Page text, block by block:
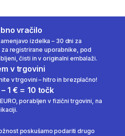
vračilo
izdelka – 30 dni za
registrirane uporabnike, pod
čisti in v originalni embalaži.
v trgovini
v trgovini – hitro in brezplačno!
1 € = 10 točk
porabljen v fizični trgovini, na
poskušamo podariti drugo